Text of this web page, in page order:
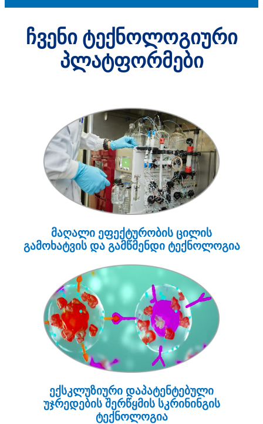
ჩვენი ტექნოლოგიური
პლატფორმები
მაღალი ეფექტურობის ცილის
გამოხატვის და გამწმენდი ტექნოლოგია
ექსკლუზიური დაპატენტებული
უჯრედების შერწყმის სკრინინგის
ტექნოლოგია